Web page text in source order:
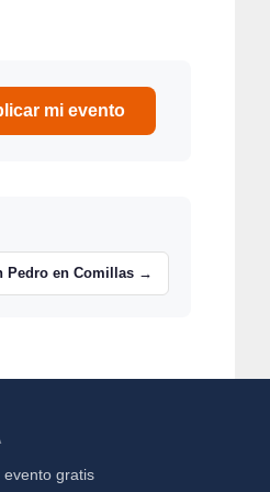
mi evento
Pedro en Comillas →
evento gratis